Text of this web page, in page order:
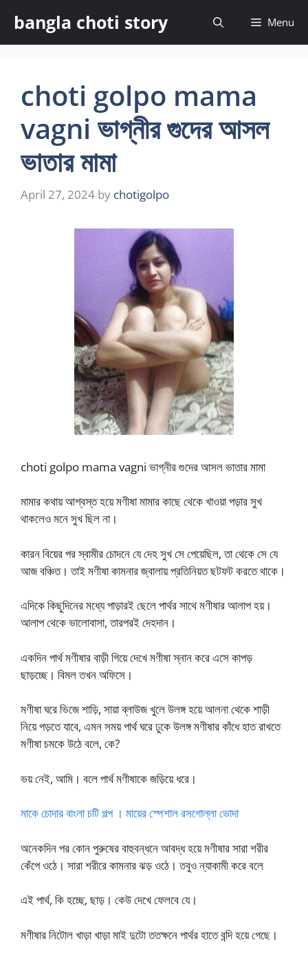
content
bangla choti story Menu
choti golpo mama
vagni ভাগ্নীর গুদের আসল
ভাতার মামা
April 27, 2024 by chotigolpo
choti golpo mama vagni ভাগ্নীর গুদের আসল ভাতার মামা
মামার কথায় আশ্বস্ত হয়ে মণীষা মামার কাছে থেকে খাওয়া পড়ার সুখ
থাকলেও মনে সুখ ছিল না।
কারন বিয়ের পর স্বামীর চোদনে যে দেহ সুখ সে পেয়েছিল, তা থেকে সে যে
আজ বঞ্চিত। তাই মণীষা কামনার জ্বালায় প্রতিনিয়ত ছটফট করতে থাকে।
এদিকে কিছুদিনের মধ্যে পাড়ারই ছেলে পার্থর সাথে মণীষার আলাপ হয়।
আলাপ থেকে ভালোবাসা, তারপরই দেহদান।
একদিন পার্থ মণীষার বাড়ী গিয়ে দেখে মণীষা স্নান করে এসে কাপড়
ছাড়চ্ছে। বিমল তখন অফিসে।
মণীষা ঘরে ভিজে শাড়ি, সায়া ব্লাউজ খুলে উলঙ্গ হয়ে আলনা থেকে শাড়ী
নিয়ে পড়তে যাবে, এমন সময় পার্থ ঘরে ঢুকে উলঙ্গ মণীষার কাঁধে হাত রাখতে
মণীষা চমকে উঠে বলে, কে?
ভয় নেই, আমি। বলে পার্থ মণীষাকে জড়িয়ে ধরে।
মাকে চোদার বাংলা চটি গল্প । মায়ের স্পেশাল রসগোল্লা ভোদা
অনেকদিন পর কোন পুরুষের বাহুবন্ধনে আবদ্ধ হয়ে মণীষার সারা শরীর
কেঁপে ওঠে। সারা শরীরে কামনার ঝড় ওঠে। তবুও ন্যাকামী করে বলে
এই পার্থ, কি হচ্ছে, ছাড়। কেউ দেখে ফেলবে যে।
মণীষার নিটোল খাড়া খাড়া মাই দুটো ততক্ষনে পার্থর হাতে বন্দি হয়ে গেছে।